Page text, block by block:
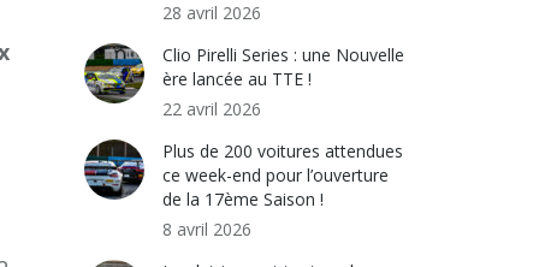
28 avril 2026
Clio Pirelli Series : une Nouvelle
ère lancée au TTE !
22 avril 2026
Plus de 200 voitures attendues
ce week-end pour l’ouverture
de la 17ème Saison !
8 avril 2026